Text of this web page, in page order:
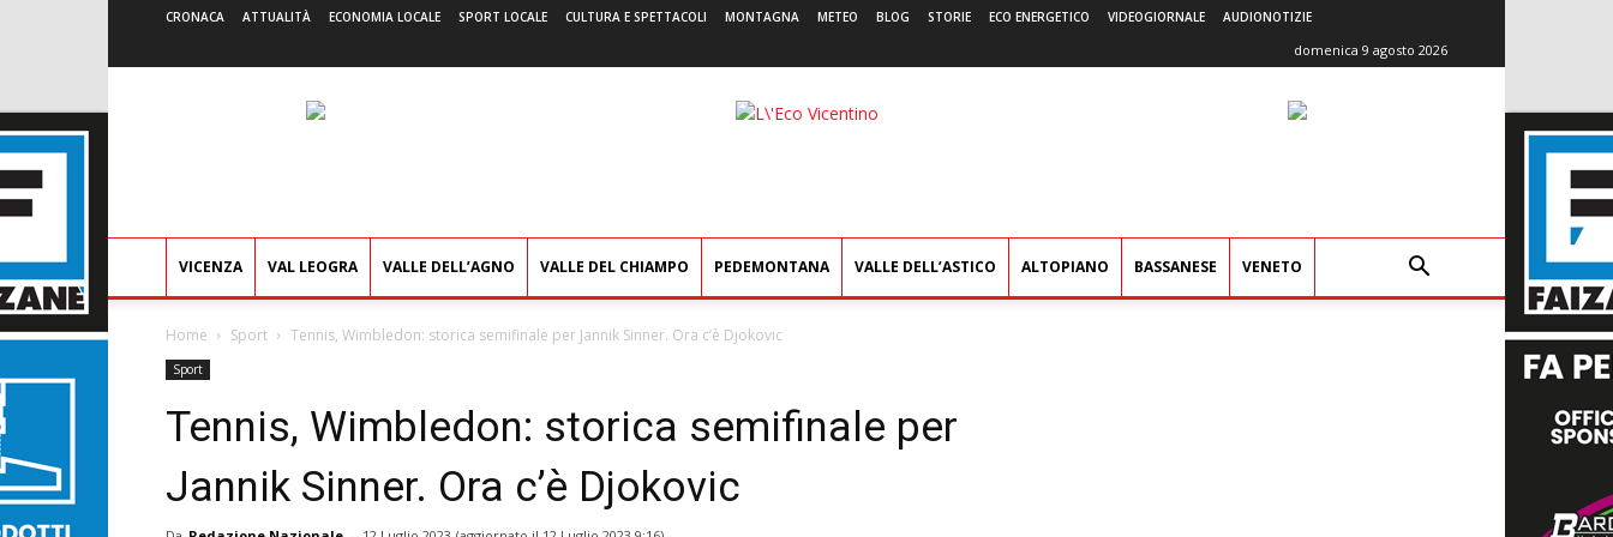
CRONACA ATTUALITÀ ECONOMIA LOCALE SPORT LOCALE CULTURA E SPETTACOLI MONTAGNA METEO BLOG STORIE ECO ENERGETICO VIDEOGIORNALE AUDIONOTIZIE
domenica 9 agosto 2026
L'Eco
VICENZA VAL LEOGRA VALLE DELL’AGNO VALLE DEL CHIAMPO PEDEMONTANA VALLE DELL’ASTICO ALTOPIANO BASSANESE VENETO
Home Sport Tennis, Wimbledon: storica semifinale per Jannik Sinner. Ora c’è Djokovic
Sport
Tennis, Wimbledon: storica semifinale per
Jannik Sinner. Ora c’è Djokovic